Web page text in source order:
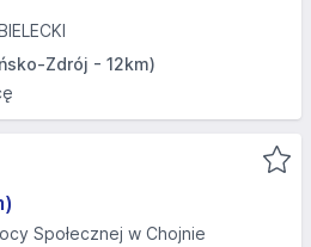
Zdrój - 12km)
Społecznej w Chojnie